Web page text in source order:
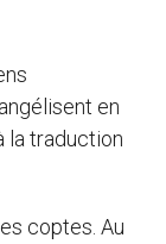
en
la traduction
coptes. Au